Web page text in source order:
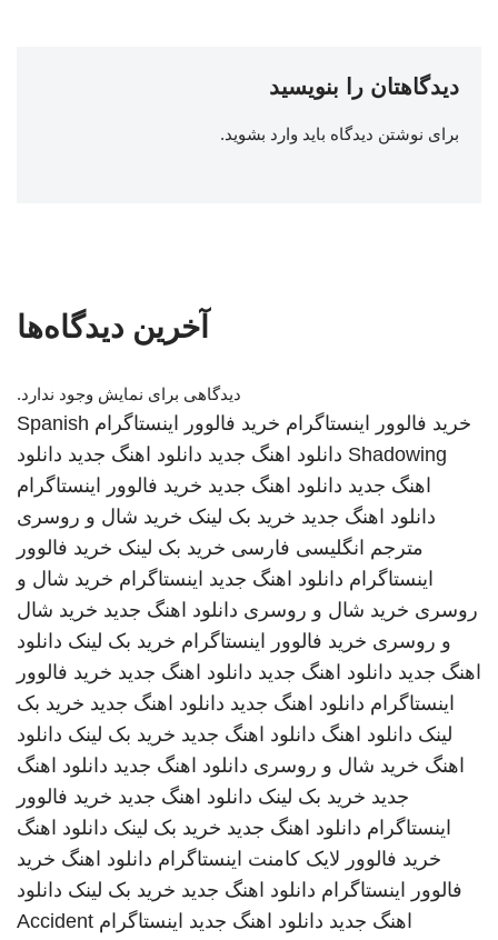
دیدگاهتان را بنویسید
برای نوشتن دیدگاه باید وارد بشوید.
آخرین دیدگاه‌ها
دیدگاهی برای نمایش وجود ندارد.
خرید فالوور اینستاگرام خرید فالوور اینستاگرام Spanish
Shadowing دانلود اهنگ جدید دانلود اهنگ جدید دانلود
اهنگ جدید دانلود اهنگ جدید خرید فالوور اینستاگرام
دانلود اهنگ جدید خرید بک لینک خرید شال و روسری
مترجم انگلیسی فارسی خرید بک لینک خرید فالوور
اینستاگرام دانلود اهنگ جدید اینستاگرام خرید شال و
روسری خرید شال و روسری دانلود اهنگ جدید خرید شال
و روسری خرید فالوور اینستاگرام خرید بک لینک دانلود
اهنگ جدید دانلود اهنگ جدید دانلود اهنگ جدید خرید فالوور
اینستاگرام دانلود اهنگ جدید دانلود اهنگ جدید خرید بک
لینک دانلود اهنگ دانلود اهنگ جدید خرید بک لینک دانلود
اهنگ خرید شال و روسری دانلود اهنگ جدید دانلود اهنگ
جدید خرید بک لینک دانلود اهنگ جدید خرید فالوور
اینستاگرام دانلود اهنگ جدید خرید بک لینک دانلود اهنگ
خرید فالوور لایک کامنت اینستاگرام دانلود اهنگ خرید
فالوور اینستاگرام دانلود اهنگ جدید خرید بک لینک دانلود
اهنگ جدید دانلود اهنگ جدید اینستاگرام Accident